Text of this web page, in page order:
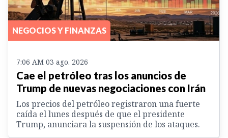
NEGOCIOS Y FINANZAS
7:06 AM 03 ago. 2026
Cae el petróleo tras los anuncios de
Trump de nuevas negociaciones con Irán
Los precios del petróleo registraron una fuerte
caída el lunes después de que el presidente
Trump, anunciara la suspensión de los ataques.